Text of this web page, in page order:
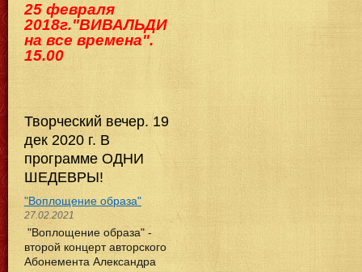
25 февраля
2018г."ВИВАЛЬДИ
на все времена".
15.00
Творческий вечер. 19
дек 2020 г. В
программе ОДНИ
ШЕДЕВРЫ!
"Воплощение образа"
27.02.2021
"Воплощение образа" -
второй концерт авторского
Абонемента Александра